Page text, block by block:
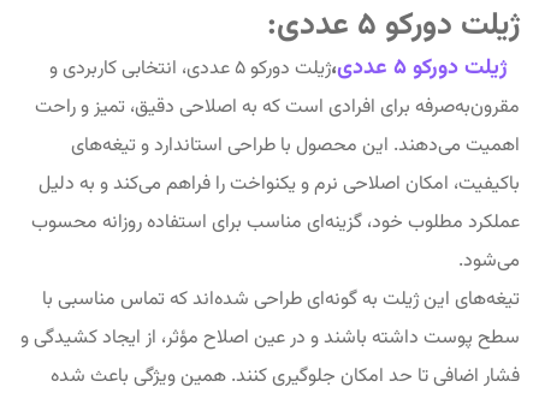
ژیلت دورکو 5 عددی:
ژیلت دورکو ۵ عددی ،
ژیلت دورکو ۵ عددی، انتخابی کاربردی و
مقرون‌به‌صرفه برای افرادی است که به اصلاحی دقیق، تمیز و راحت
اهمیت می‌دهند. این محصول با طراحی استاندارد و تیغه‌های
باکیفیت، امکان اصلاحی نرم و یکنواخت را فراهم می‌کند و به دلیل
عملکرد مطلوب خود، گزینه‌ای مناسب برای استفاده روزانه محسوب
می‌شود.
تیغه‌های این ژیلت به گونه‌ای طراحی شده‌اند که تماس مناسبی با
سطح پوست داشته باشند و در عین اصلاح مؤثر، از ایجاد کشیدگی و
فشار اضافی تا حد امکان جلوگیری کنند. همین ویژگی باعث شده